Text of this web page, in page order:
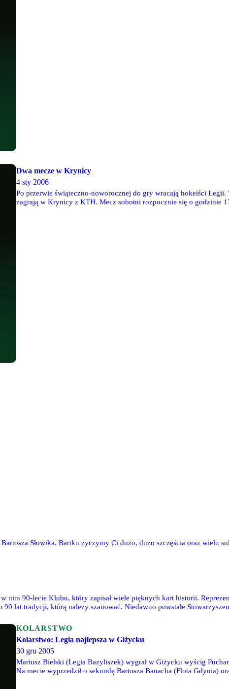
Dwa mecze w Krynicy
4 sty 2006
Po przerwie świąteczno-noworocznej do gry wracają hokeiści
zagrają w Krynicy z KTH. Mecz sobotni rozpocznie się o godzinie
Słowika. Bartku życzymy Ci dużo, dużo szczęścia oraz wielu
nim 90-lecie Klubu, który zapisał wiele pięknych kart historii.
lat tradycji, którą należy szanować. Niedawno powstałe
KOLARSTWO
Kolarstwo: Legia najlepsza w Giżycku
30 gru 2005
Mariusz Bielski (Legia Bazyliszek) wygrał w Giżycku wyścig
Na mecie wyprzedził o sekundę Bartosza Banacha (Flota Gdynia)